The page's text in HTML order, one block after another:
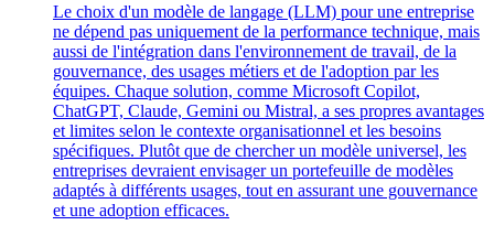
Le choix d'un modèle de langage (LLM) pour une entreprise
ne dépend pas uniquement de la performance technique, mais
aussi de l'intégration dans l'environnement de travail, de la
gouvernance, des usages métiers et de l'adoption par les
équipes. Chaque solution, comme Microsoft Copilot,
ChatGPT, Claude, Gemini ou Mistral, a ses propres avantages
et limites selon le contexte organisationnel et les besoins
spécifiques. Plutôt que de chercher un modèle universel, les
entreprises devraient envisager un portefeuille de modèles
adaptés à différents usages, tout en assurant une gouvernance
et une adoption efficaces.